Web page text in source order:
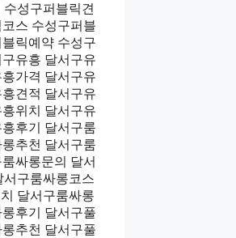
성구퍼블릭견
스 수성구퍼블
릭예약 수성구
유흥 달서구유
가격 달서구유
견적 달서구유
위치 달서구유
후기 달서구룸
추천 달서구룸
싸롱문의 달서
서구룸싸롱코스
달서구룸싸롱
후기 달서구풀
추천 달서구풀